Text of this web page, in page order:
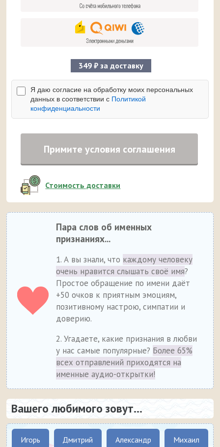
349 ₽ за доставку
Я даю согласие на обработку моих персональных
данных в соответствии с Политикой
конфиденциальности
Примите условия соглашения
Стоимость доставки
Пара слов об именных
признаниях...
1. А вы знали, что каждому человеку
очень нравится слышать своё имя?
Простое обращение по имени даёт
+50 очков к приятным эмоциям,
позитивному настрою, симпатии и
доверию.
2. Угадаете, какие признания в любви
у нас самые популярные? Более 65%
всех отправлений приходятся на
именные аудио-открытки!
Вашего любимого зовут...
Игорь Дмитрий Александр Михаил